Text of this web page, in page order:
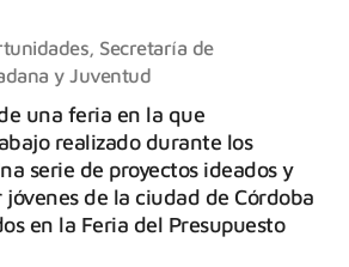
, Secretaría de
y Juventud
una feria en la que
realizado durante los
serie de proyectos ideados y
de la ciudad de Córdoba
en la Feria del Presupuesto